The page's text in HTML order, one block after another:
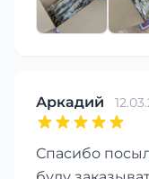
Аркадий
Спасибо